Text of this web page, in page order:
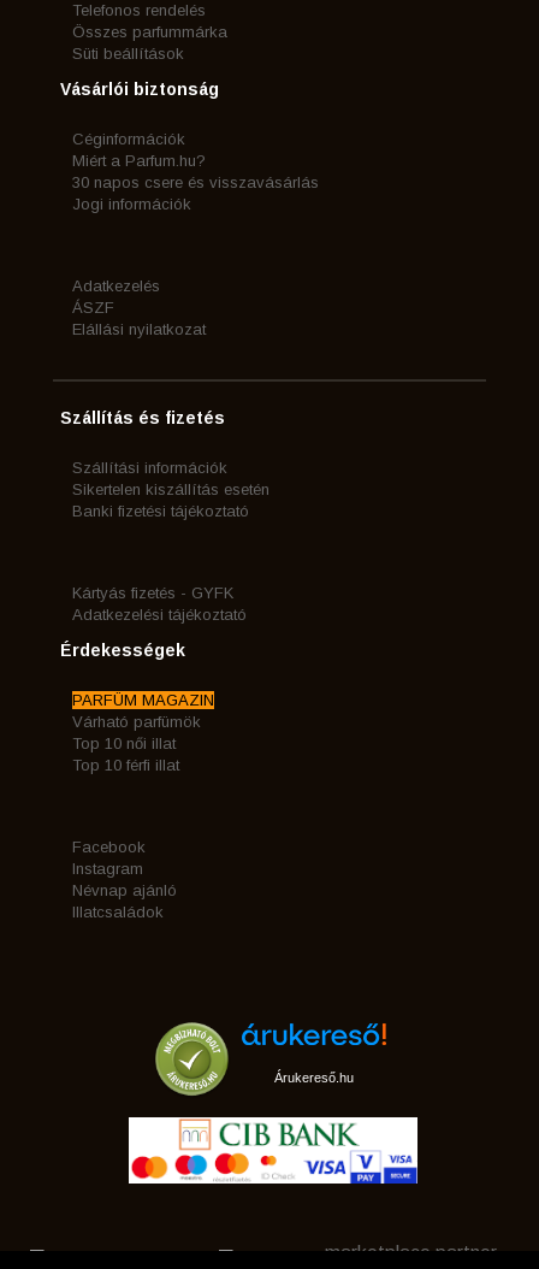
Telefonos rendelés
Összes parfummárka
Süti beállítások
Vásárlói biztonság
Céginformációk
Miért a Parfum.hu?
30 napos csere és visszavásárlás
Jogi információk
Adatkezelés
ÁSZF
Elállási nyilatkozat
Szállítás és fizetés
Szállítási információk
Sikertelen kiszállítás esetén
Banki fizetési tájékoztató
Kártyás fizetés - GYFK
Adatkezelési tájékoztató
Érdekességek
PARFÜM MAGAZIN
Várható parfümök
Top 10 női illat
Top 10 férfi illat
Facebook
Instagram
Névnap ajánló
Illatcsaládok
Árukereső.hu
marketplace partner